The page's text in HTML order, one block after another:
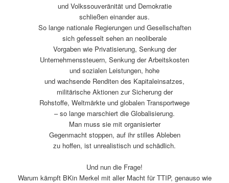
und Volkssouveränität und Demokratie
schließen einander aus.
So lange nationale Regierungen und Gesellschaften
sich gefesselt sehen an neoliberale
Vorgaben wie Privatisierung, Senkung der
Unternehmenssteuern, Senkung der Arbeitskosten
und sozialen Leistungen, hohe
und wachsende Renditen des Kapitaleinsatzes,
militärische Aktionen zur Sicherung der
Rohstoffe, Weltmärkte und globalen Transportwege
– so lange marschiert die Globalisierung.
Man muss sie mit organisierter
Gegenmacht stoppen, auf ihr stilles Ableben
zu hoffen, ist unrealistisch und schädlich.
Und nun die Frage!
Warum kämpft BKin Merkel mit aller Macht für TTIP, genauso wie